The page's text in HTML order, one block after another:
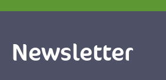
Newsletter